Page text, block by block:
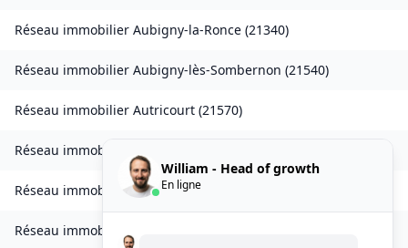
Réseau immobilier Aubigny-la-Ronce (21340)
Réseau immobilier Aubigny-lès-Sombernon (21540)
Réseau immobilier Autricourt (21570)
Réseau immobilier
Réseau immobilierAuxonne(21130
Réseau immobilier
William - Head of growth
En ligne